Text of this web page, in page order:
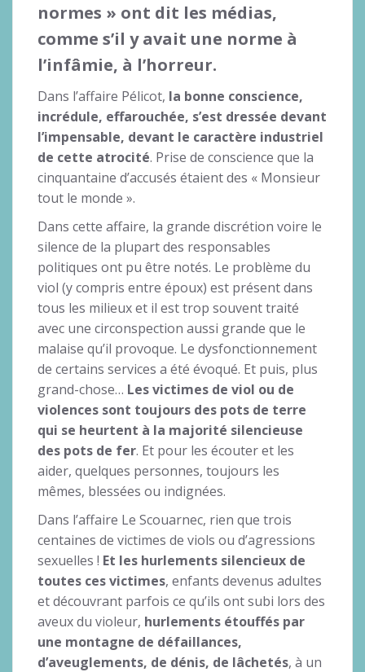
normes » ont dit les médias,
comme s’il y avait une norme à
l’infâmie, à l’horreur.
Dans l’affaire Pélicot, la bonne conscience,
incrédule, effarouchée, s’est dressée devant
l’impensable, devant le caractère industriel
de cette atrocité. Prise de conscience que la
cinquantaine d’accusés étaient des « Monsieur
tout le monde ».
Dans cette affaire, la grande discrétion voire le
silence de la plupart des responsables
politiques ont pu être notés. Le problème du
viol (y compris entre époux) est présent dans
tous les milieux et il est trop souvent traité
avec une circonspection aussi grande que le
malaise qu’il provoque. Le dysfonctionnement
de certains services a été évoqué. Et puis, plus
grand-chose… Les victimes de viol ou de
violences sont toujours des pots de terre
qui se heurtent à la majorité silencieuse
des pots de fer. Et pour les écouter et les
aider, quelques personnes, toujours les
mêmes, blessées ou indignées.
Dans l’affaire Le Scouarnec, rien que trois
centaines de victimes de viols ou d’agressions
sexuelles ! Et les hurlements silencieux de
toutes ces victimes, enfants devenus adultes
et découvrant parfois ce qu’ils ont subi lors des
aveux du violeur, hurlements étouffés par
une montagne de défaillances,
d’aveuglements, de dénis, de lâchetés, à un